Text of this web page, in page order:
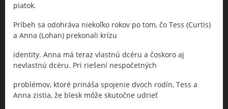
piatok.
Príbeh sa odohráva niekoľko rokov po tom, čo Tess (Curtis)
a Anna (Lohan) prekonali krízu
identity. Anna má teraz vlastnú dcéru a čoskoro aj
nevlastnú dcéru. Pri riešení nespočetných
problémov, ktoré prináša spojenie dvoch rodín, Tess a
Anna zistia, že blesk môže skutočne udrieť